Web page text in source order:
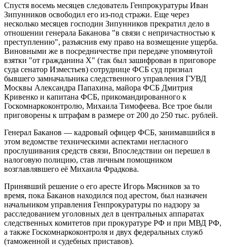
Спустя восемь месяцев следователь Генпрокуратуры Иван
Зипунников освободил его из-под стражи. Еще через
несколько месяцев господин Зипунников прекратил дело в
отношении генерала Баканова "в связи с непричастностью к
преступлению", разъяснив ему право на возмещение ущерба.
Виновными же в посредничестве при передаче упомянутой
взятки "от гражданина Х" (так был зашифрован в приговоре
суда сенатор Изместьев) сотруднице ФСБ суд признал
бывшего замначальника следственного управления ГУВД
Москвы Александра Папахина, майора ФСБ Дмитрия
Кривенко и капитана ФСБ, прикомандированного к
Госкомнаркоконтролю, Михаила Тимофеева. Все трое были
приговорены к штрафам в размере от 200 до 250 тыс. рублей.
Генерал Баканов — кадровый офицер ФСБ, занимавшийся в
этом ведомстве техническими аспектами негласного
прослушивания средств связи, Впоследствии он перешел в
налоговую полицию, став личным помощником
возглавлявшего её Михаила Фрадкова.
Принявший решение о его аресте Игорь Мясников за то
время, пока Баканов находился под арестом, был назначен
начальником управления Генпрокуратуры по надзору за
расследованием уголовных дел в центральных аппаратах
следственных комитетов при прокуратуре РФ и при МВД РФ,
а также Госкомнаркоконтроля и двух федеральных служб
(таможенной и судебных приставов).